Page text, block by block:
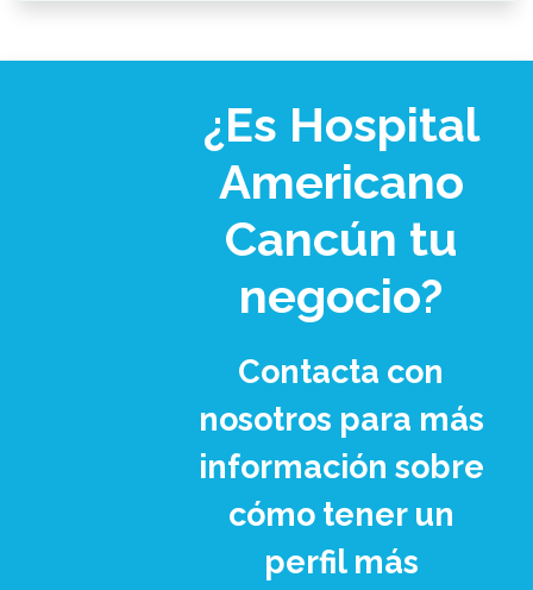
¿Es Hospital
Americano
Cancún tu
negocio?
Contacta con
nosotros para más
información sobre
cómo tener un
perfil más